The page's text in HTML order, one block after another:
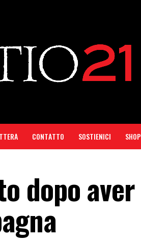
CONTATTO SOSTIENICI SHOP
dopo aver